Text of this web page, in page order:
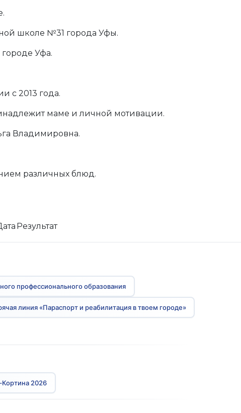
школе №31 города Уфы.
Уфа.
с 2013 года.
маме и личной мотивации.
Владимировна.
различных блюд.
Результат
профессионального образования
линия «Параспорт и реабилитация в твоем городе»
2026